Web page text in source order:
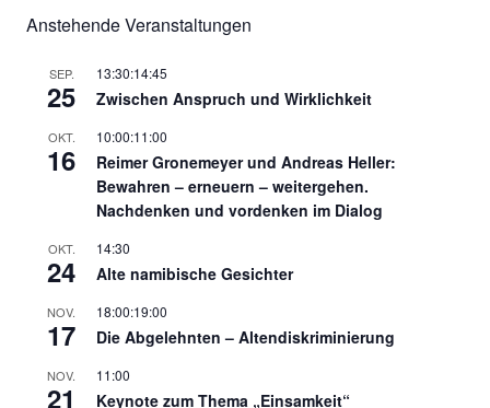
Anstehende Veranstaltungen
SEP.
25
13:30:14:45
Zwischen Anspruch und Wirklichkeit
OKT.
16
10:00:11:00
Reimer Gronemeyer und Andreas Heller:
Bewahren – erneuern – weitergehen.
Nachdenken und vordenken im Dialog
OKT.
24
14:30
Alte namibische Gesichter
NOV.
17
18:00:19:00
Die Abgelehnten – Altendiskriminierung
NOV.
21
11:00
Keynote zum Thema „Einsamkeit“